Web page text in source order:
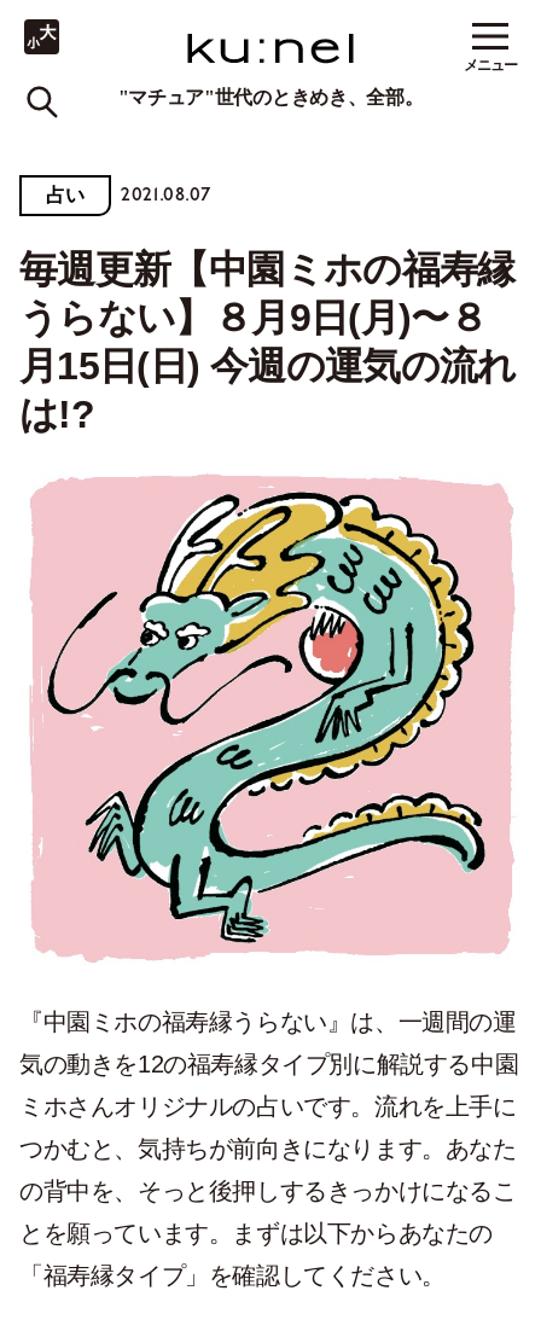
"マチュア"世代のときめき、全部。
メニュー
占い 2021.08.07
毎週更新【中園ミホの福寿縁
うらない】８月9日(月)〜８
月15日(日) 今週の運気の流れ
は!?
『中園ミホの福寿縁うらない』は、一週間の運
気の動きを12の福寿縁タイプ別に解説する中園
ミホさんオリジナルの占いです。流れを上手に
つかむと、気持ちが前向きになります。あなた
の背中を、そっと後押しするきっかけになるこ
とを願っています。まずは以下からあなたの
「福寿縁タイプ」を確認してください。